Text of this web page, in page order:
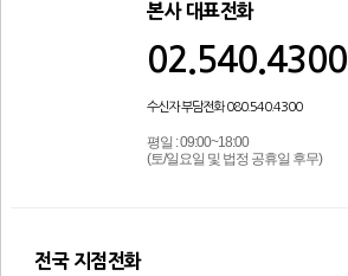
본사 대표전화
02.540.4300
수신자 부담전화 080.540.4300
평일 : 09:00~18:00
(토/일요일 및 법정 공휴일 후무)
전국 지점전화